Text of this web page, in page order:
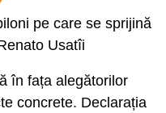
pe care se sprijină
Usatîi
în fața alegătorilor
concrete. Declarația